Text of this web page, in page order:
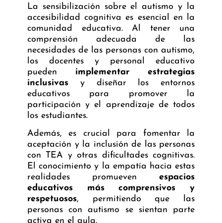
La sensibilización sobre el autismo y la
accesibilidad cognitiva es esencial en la
comunidad educativa. Al tener una
comprensión adecuada de las
necesidades de las personas con autismo,
los docentes y personal educativo
pueden implementar estrategias
inclusivas y diseñar los entornos
educativos para promover la
participación y el aprendizaje de todos
los estudiantes.
Además, es crucial para fomentar la
aceptación y la inclusión de las personas
con TEA y otras dificultades cognitivas.
El conocimiento y la empatía hacia estas
realidades promueven espacios
educativos más comprensivos y
respetuosos, permitiendo que las
personas con autismo se sientan parte
activa en el aula.